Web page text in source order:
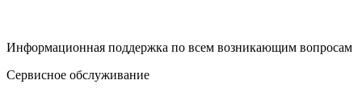
Информационная поддержка по всем возникающим вопросам
Сервисное обслуживание